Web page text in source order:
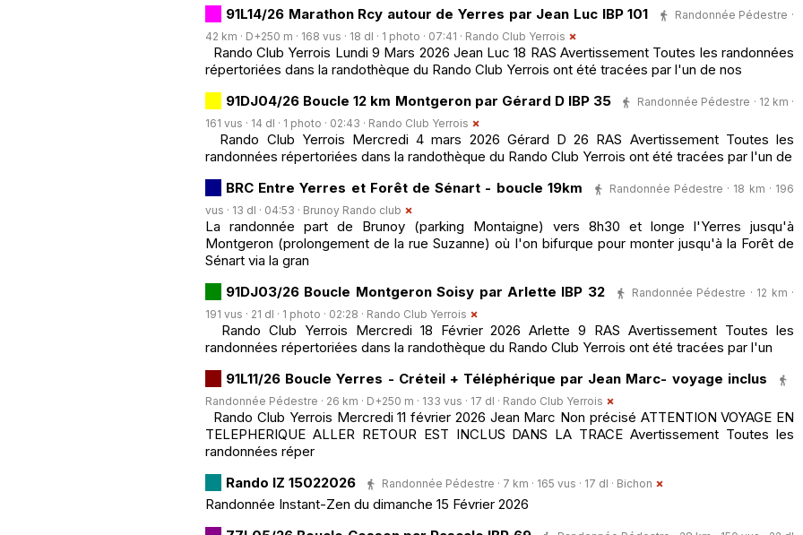
91L14/26 Marathon Rcy autour de Yerres par Jean Luc IBP 101
Randonnée Pédestre ·
42 km · D+250 m · 168 vus · 18 dl · 1 photo · 07:41 · Rando Club Yerrois
Rando Club Yerrois Lundi 9 Mars 2026 Jean Luc 18 RAS Avertissement Toutes les randonnées
répertoriées dans la randothèque du Rando Club Yerrois ont été tracées par l'un de nos
91DJ04/26 Boucle 12 km Montgeron par Gérard D IBP 35
Randonnée Pédestre · 12 km ·
161 vus · 14 dl · 1 photo · 02:43 · Rando Club Yerrois
Rando Club Yerrois Mercredi 4 mars 2026 Gérard D 26 RAS Avertissement Toutes les
randonnées répertoriées dans la randothèque du Rando Club Yerrois ont été tracées par l'un de
BRC Entre Yerres et Forêt de Sénart - boucle 19km
Randonnée Pédestre · 18 km · 196
vus · 13 dl · 04:53 · Brunoy Rando club
La randonnée part de Brunoy (parking Montaigne) vers 8h30 et longe l'Yerres jusqu'à
Montgeron (prolongement de la rue Suzanne) où l'on bifurque pour monter jusqu'à la Forêt de
Sénart via la gran
91DJ03/26 Boucle Montgeron Soisy par Arlette IBP 32
Randonnée Pédestre · 12 km ·
191 vus · 21 dl · 1 photo · 02:28 · Rando Club Yerrois
Rando Club Yerrois Mercredi 18 Février 2026 Arlette 9 RAS Avertissement Toutes les
randonnées répertoriées dans la randothèque du Rando Club Yerrois ont été tracées par l'un
91L11/26 Boucle Yerres - Créteil + Téléphérique par Jean Marc- voyage inclus
Randonnée Pédestre · 26 km · D+250 m · 133 vus · 17 dl · Rando Club Yerrois
Rando Club Yerrois Mercredi 11 février 2026 Jean Marc Non précisé ATTENTION VOYAGE EN
TELEPHERIQUE ALLER RETOUR EST INCLUS DANS LA TRACE Avertissement Toutes les
randonnées réper
Rando IZ 15022026
Randonnée Pédestre · 7 km · 165 vus · 17 dl · Bichon
Randonnée Instant-Zen du dimanche 15 Février 2026